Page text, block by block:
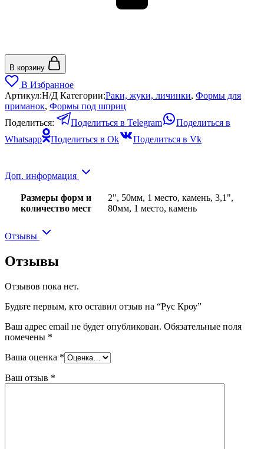
В корзину
В Избранное
Артикул:Н/Д Категории:Раки, жуки, личинки, Формы для
приманок, Формы под шприц
Поделиться:
Поделиться в Telegram
Поделиться в
Whatsapp
Поделиться в Ok Поделиться в Vk
Доп. информация
Размеры форм и
количество мест
2", 50мм, 1 место, камень, 3,1",
80мм, 1 место, камень
Отзывы
Отзывы
Отзывов пока нет.
Будьте первым, кто оставил отзыв на “Рус Кроу”
Ваш адрес email не будет опубликован. Обязательные поля
помечены *
Ваша оценка *
Ваш отзыв *